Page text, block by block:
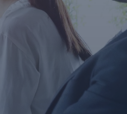
矛盾はどう直す？G
見解と対策
サイ
ク必